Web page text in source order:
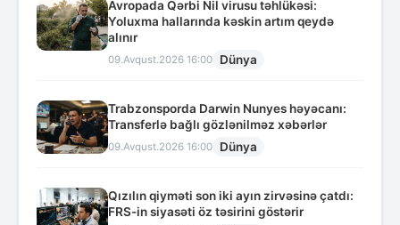
Avropada Qərbi Nil virusu təhlükəsi:
Yoluxma hallarında kəskin artım qeydə
alınır
09.Avqust.2026 16:00 Dünya
Trabzonsporda Darwin Nunyes həyəcanı:
Transferlə bağlı gözlənilməz xəbərlər
09.Avqust.2026 16:00 Dünya
Qızılın qiyməti son iki ayın zirvəsinə çatdı:
FRS-in siyasəti öz təsirini göstərir